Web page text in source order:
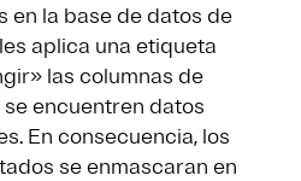
en la base de datos de
aplica una etiqueta
las columnas de
encuentren datos
En consecuencia, los
se enmascaran en